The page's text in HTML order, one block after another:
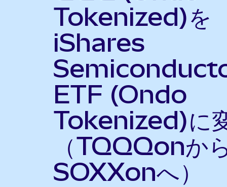
Tokenized)を
iShares
ETF (Ondo
Tokenized)に
（TQQQonか
SOXXonへ）